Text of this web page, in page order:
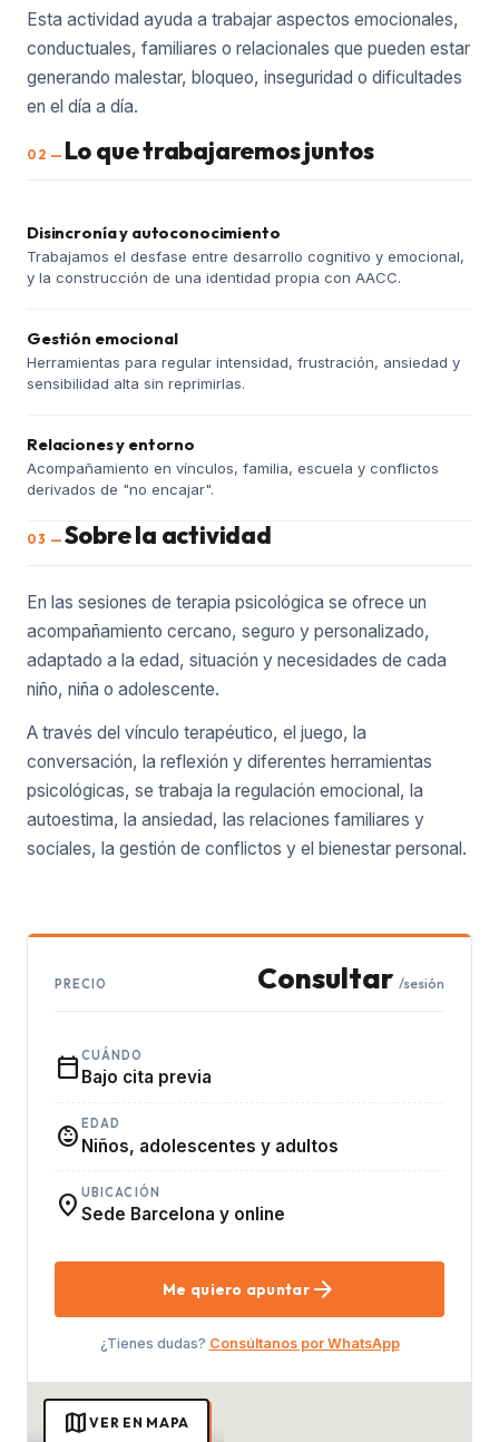
Esta actividad ayuda a trabajar aspectos emocionales,
conductuales, familiares o relacionales que pueden estar
generando malestar, bloqueo, inseguridad o dificultades
en el día a día.
02 — Lo que trabajaremos juntos
Disincronía y autoconocimiento
Trabajamos el desfase entre desarrollo cognitivo y emocional,
y la construcción de una identidad propia con AACC.
Gestión emocional
Herramientas para regular intensidad, frustración, ansiedad y
sensibilidad alta sin reprimirlas.
Relaciones y entorno
Acompañamiento en vínculos, familia, escuela y conflictos
derivados de "no encajar".
03 — Sobre la actividad
En las sesiones de terapia psicológica se ofrece un
acompañamiento cercano, seguro y personalizado,
adaptado a la edad, situación y necesidades de cada
niño, niña o adolescente.
A través del vínculo terapéutico, el juego, la
conversación, la reflexión y diferentes herramientas
psicológicas, se trabaja la regulación emocional, la
autoestima, la ansiedad, las relaciones familiares y
sociales, la gestión de conflictos y el bienestar personal.
PRECIO Consultar /sesión
calendar_today CUÁNDO
Bajo cita previa
child_care EDAD
Niños, adolescentes y adultos
location_on UBICACIÓN
Sede Barcelona y online
Me quiero apuntararrow_forward
¿Tienes dudas? Consúltanos por WhatsApp
mapVER EN MAPA